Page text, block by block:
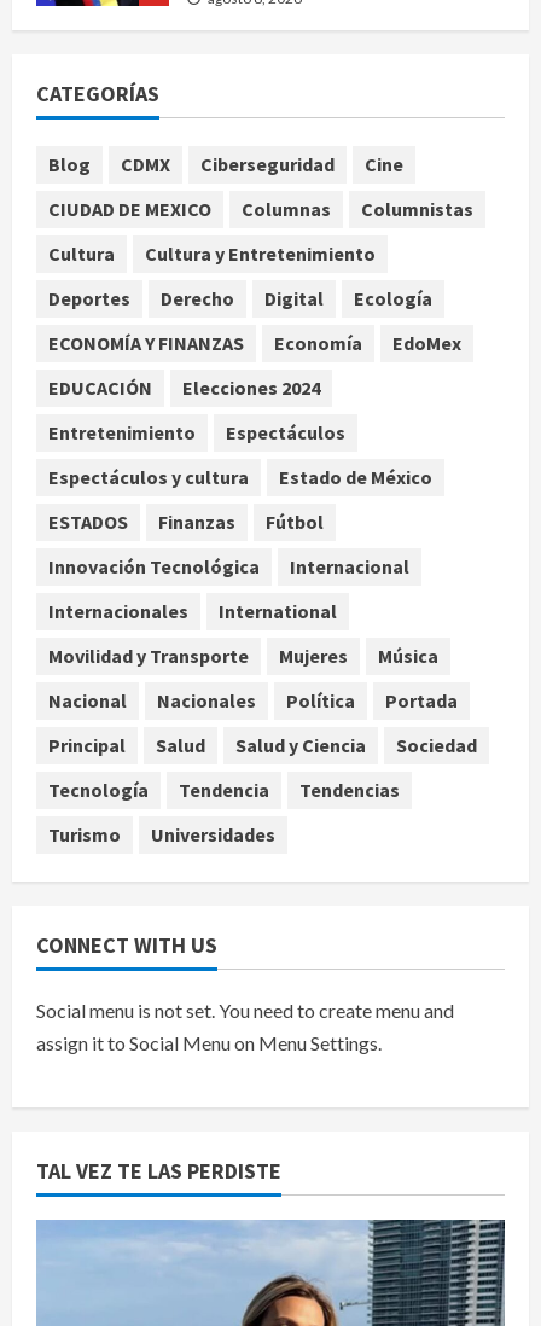
1
avanza a la final del Premundial
agosto 8, 2026
3
Defunciones en México bajan en
pandemia, señala Inegi
Femenil sobre Cruz Azul en la
agosto 8, 2026
5
discurso como presidente de
Colombia con diez claves de
agosto 8, 2026
CATEGORÍAS
Blog CDMX Ciberseguridad
Cine
CIUDAD DE MEXICO
Columnas
Columnistas
Cultura
Cultura y Entretenimiento
Deportes
Derecho Digital
Ecología
ECONOMÍA Y FINANZAS
Economía
EdoMex
EDUCACIÓN
Elecciones 2024
Entretenimiento
Espectáculos
Espectáculos y cultura
Estado de México
ESTADOS
Finanzas
Fútbol
Innovación Tecnológica
Internacional
Internacionales
International
Movilidad y Transporte
Mujeres
Música
Nacional
Nacionales Política
Portada
Principal
Salud Salud y Ciencia
Sociedad
Tecnología
Tendencia
Tendencias
Turismo
Universidades
CONNECT WITH US
Social menu is not set. You need to create menu and
assign it to Social Menu on Menu Settings.
TAL VEZ TE LAS PERDISTE